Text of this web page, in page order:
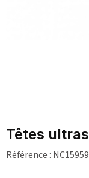
Têtes
Référence : NC15959